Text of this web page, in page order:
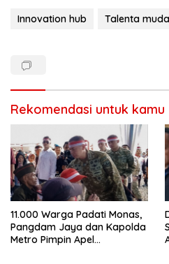
Innovation hub Talenta muda
Rekomendasi untuk kamu
11.000 Warga Padati Monas,
Pangdam Jaya dan Kapolda
Metro Pimpin Apel